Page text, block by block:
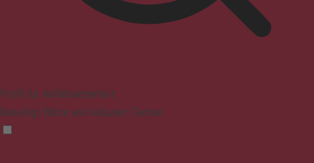
Profil für Anfallssicherheit
Beseitigt Blitze und reduziert Farben